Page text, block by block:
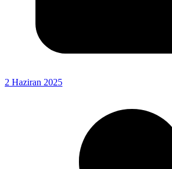
2 Haziran 2025